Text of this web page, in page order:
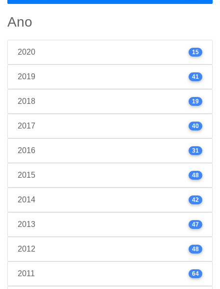
Ano
2020 15
2019 41
2018 19
2017 40
2016 31
2015 48
2014 42
2013 47
2012 48
2011 64